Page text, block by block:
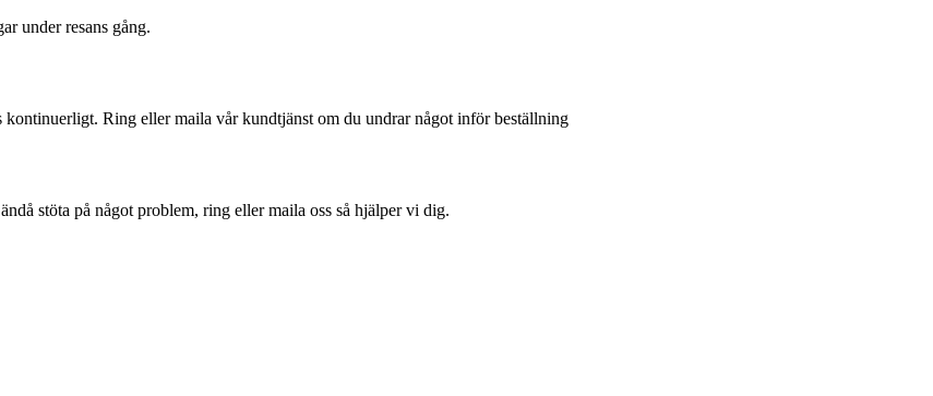
under resans gång.
Ring eller maila vår kundtjänst om du undrar något inför beställning
stöta på något problem, ring eller maila oss så hjälper vi dig.